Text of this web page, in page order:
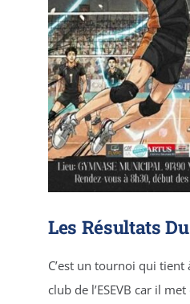
Les Résultats
C’est un tournoi qui tient
club de l’ESEVB car il